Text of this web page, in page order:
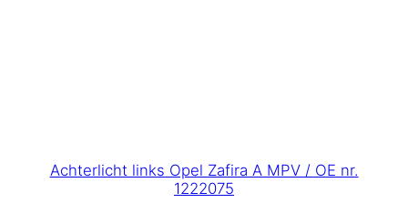
Achterlicht links Opel Zafira A MPV / OE nr.
1222075